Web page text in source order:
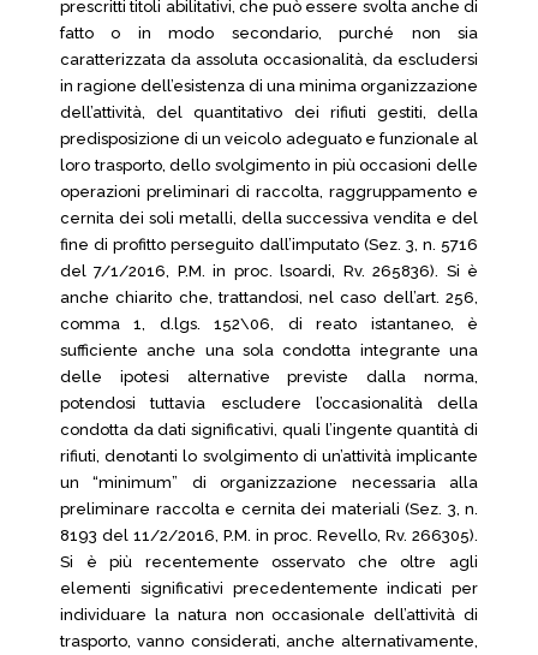
prescritti titoli abilitativi, che può essere svolta anche di
fatto o in modo secondario, purché non sia
caratterizzata da assoluta occasionalità, da escludersi
in ragione dell’esistenza di una minima organizzazione
dell’attività, del quantitativo dei rifiuti gestiti, della
predisposizione di un veicolo adeguato e funzionale al
loro trasporto, dello svolgimento in più occasioni delle
operazioni preliminari di raccolta, raggruppamento e
cernita dei soli metalli, della successiva vendita e del
fine di profitto perseguito dall’imputato (Sez. 3, n. 5716
del 7/1/2016, P.M. in proc. lsoardi, Rv. 265836). Si è
anche chiarito che, trattandosi, nel caso dell’art. 256,
comma 1, d.lgs. 152\06, di reato istantaneo, è
sufficiente anche una sola condotta integrante una
delle ipotesi alternative previste dalla norma,
potendosi tuttavia escludere l’occasionalità della
condotta da dati significativi, quali l’ingente quantità di
rifiuti, denotanti lo svolgimento di un’attività implicante
un “minimum” di organizzazione necessaria alla
preliminare raccolta e cernita dei materiali (Sez. 3, n.
8193 del 11/2/2016, P.M. in proc. Revello, Rv. 266305).
Si è più recentemente osservato che oltre agli
elementi significativi precedentemente indicati per
individuare la natura non occasionale dell’attività di
trasporto, vanno considerati, anche alternativamente,